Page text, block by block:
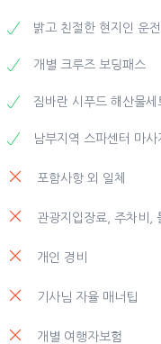
발리로 홈페이지에서
일로 발송해드립니다.
입금
호텔 픽업시 대표자 성
이용 완료 및 정성스런
밝고 친절한 현지인 운
개별 크루즈 보딩패스
짐바란 시푸드 해산물세
남부지역 스파센터 마
포함사항 외 일체
관광지입장료, 주차비
개인 경비
기사님 자율 매너팁
개별 여행자보험